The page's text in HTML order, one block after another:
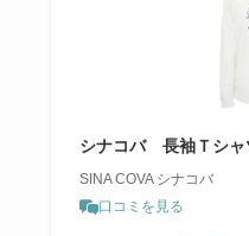
シナコバ 長袖Ｔシャ
SINA COVA シナコバ
口コミを見る